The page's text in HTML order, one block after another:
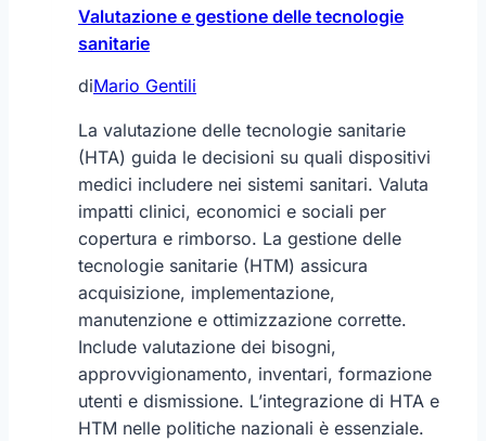
Valutazione e gestione delle tecnologie
sanitarie
diMario Gentili
La valutazione delle tecnologie sanitarie
(HTA) guida le decisioni su quali dispositivi
medici includere nei sistemi sanitari. Valuta
impatti clinici, economici e sociali per
copertura e rimborso. La gestione delle
tecnologie sanitarie (HTM) assicura
acquisizione, implementazione,
manutenzione e ottimizzazione corrette.
Include valutazione dei bisogni,
approvvigionamento, inventari, formazione
utenti e dismissione. L’integrazione di HTA e
HTM nelle politiche nazionali è essenziale.